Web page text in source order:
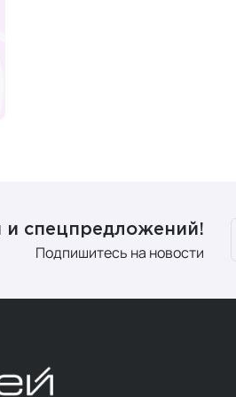
и спецпредложений!
Подпишитесь на новости